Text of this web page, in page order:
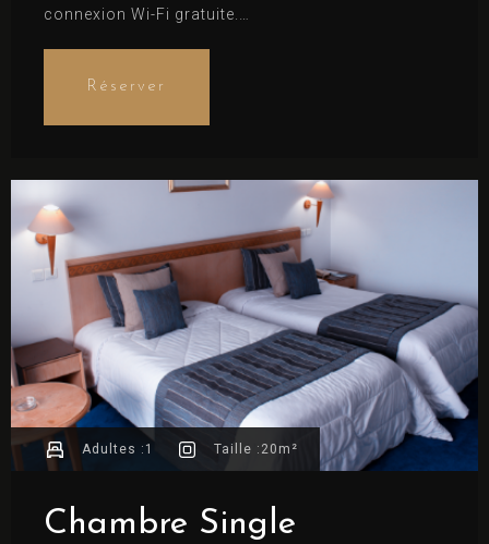
connexion Wi-Fi gratuite.
Réserver
Chambre Single
Adultes : 1 Taille : 20m²